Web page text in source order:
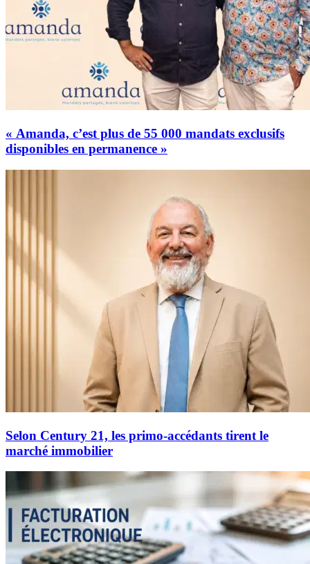
« Amanda, c’est plus de 55 000 mandats exclusifs
disponibles en permanence »
Selon Century 21, les primo-accédants tirent le
marché immobilier